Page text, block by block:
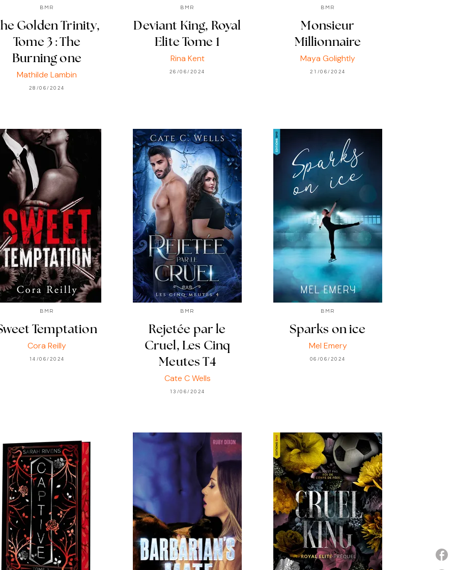
BMR
Golden Trinity,
Tome 3 : The
Burning one
Mathilde Lambin
28/06/2024
BMR
Deviant King, Royal
Elite Tome 1
Rina Kent
26/06/2024
BMR
Monsieur
Millionnaire
Maya Golightly
21/06/2024
BMR
Temptation
Cora Reilly
14/06/2024
BMR
Rejetée par le
Cruel, Les Cinq
Meutes T4
Cate C Wells
13/06/2024
BMR
Sparks on ice
Mel Emery
06/06/2024